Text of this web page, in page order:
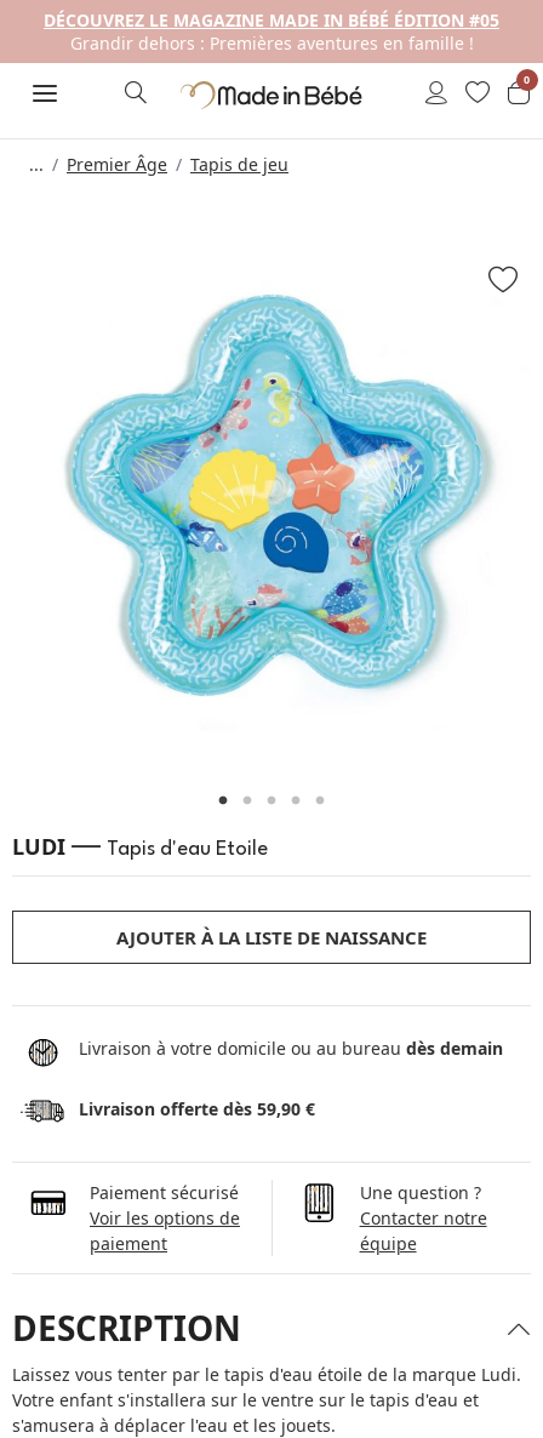
DÉCOUVREZ LE MAGAZINE MADE IN BÉBÉ ÉDITION #05
Grandir dehors : Premières aventures en famille !
0
... Premier Âge Tapis de jeu
LUDI — Tapis d'eau Etoile
AJOUTER À LA LISTE DE NAISSANCE
Livraison à votre domicile ou au bureau dès demain
Livraison offerte dès 59,90 €
Paiement sécurisé
Voir les options de
paiement
Une question ?
Contacter notre
équipe
DESCRIPTION
Laissez vous tenter par le tapis d'eau étoile de la marque Ludi.
Votre enfant s'installera sur le ventre sur le tapis d'eau et
s'amusera à déplacer l'eau et les jouets.